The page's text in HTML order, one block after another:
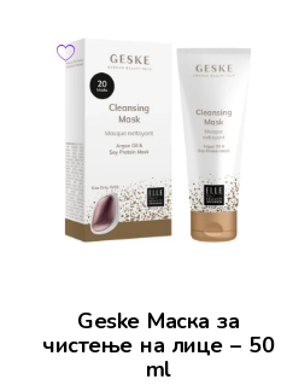
Geske Маска за
чистење на лице – 50
ml